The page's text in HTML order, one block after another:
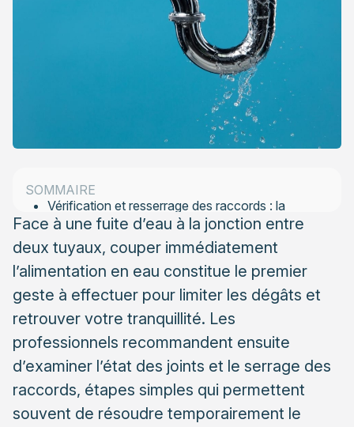
Face à une fuite d’eau à la jonction entre
deux tuyaux, couper immédiatement
l’alimentation en eau constitue le premier
geste à effectuer pour limiter les dégâts et
retrouver votre tranquillité. Les
professionnels recommandent ensuite
d’examiner l’état des joints et le serrage des
raccords, étapes simples qui permettent
souvent de résoudre temporairement le
SOMMAIRE
Identifier l’origine d’une fuite d’eau à la jonction de
Les causes fréquentes de fuites sur les raccords
Comment détecter avec précision la source du
mineure
Vérification et resserrage des raccords : la
première étape
L’importance des joints d’étanchéité : diagnostic
et remplacement
Réparations temporaires efficaces pour sécuriser
l’installation
Les produits adaptés pour colmater une fuite
selon le type de raccord
Techniques de colmatage d’urgence en attendant
l’intervention professionnelle